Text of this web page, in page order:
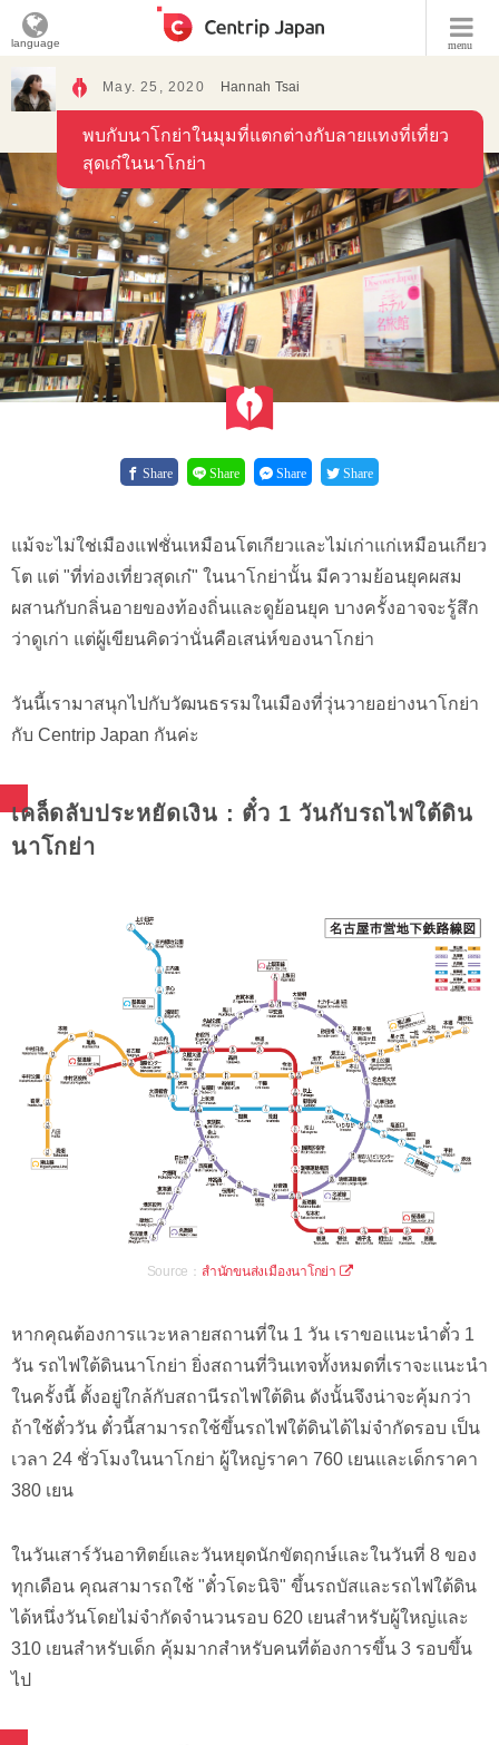
menu
language
May. 25, 2020 Hannah Tsai
พบกับนาโกย่าในมุมที่แตกต่างกับลายแทงที่เที่ยว
สุดเก๋ในนาโกย่า
Share Share Share Share
แม้จะไม่ใช่เมืองแฟชั่นเหมือนโตเกียวและไม่เก่าแก่เหมือนเกียว
โต แต่ "ที่ท่องเที่ยวสุดเก๋" ในนาโกย่านั้น มีความย้อนยุคผสม
ผสานกับกลิ่นอายของท้องถิ่นและดูย้อนยุค บางครั้งอาจจะรู้สึก
ว่าดูเก่า แต่ผู้เขียนคิดว่านั่นคือเสน่ห์ของนาโกย่า
วันนี้เรามาสนุกไปกับวัฒนธรรมในเมืองที่วุ่นวายอย่างนาโกย่า
กับ Centrip Japan กันค่ะ
เคล็ดลับประหยัดเงิน : ตั๋ว 1 วันกับรถไฟใต้ดิน
นาโกย่า
Source： สำนักขนส่งเมืองนาโกย่า
หากคุณต้องการแวะหลายสถานที่ใน 1 วัน เราขอแนะนำตั๋ว 1
วัน รถไฟใต้ดินนาโกย่า ยิ่งสถานที่วินเทจทั้งหมดที่เราจะแนะนำ
ในครั้งนี้ ตั้งอยู่ใกล้กับสถานีรถไฟใต้ดิน ดังนั้นจึงน่าจะคุ้มกว่า
ถ้าใช้ตั๋ววัน ตั๋วนี้สามารถใช้ขึ้นรถไฟใต้ดินได้ไม่จำกัดรอบ เป็น
เวลา 24 ชั่วโมงในนาโกย่า ผู้ใหญ่ราคา 760 เยนและเด็กราคา
380 เยน
ในวันเสาร์วันอาทิตย์และวันหยุดนักขัตฤกษ์และในวันที่ 8 ของ
ทุกเดือน คุณสามารถใช้ "ตั๋วโดะนิจิ" ขึ้นรถบัสและรถไฟใต้ดิน
ได้หนึ่งวันโดยไม่จำกัดจำนวนรอบ 620 เยนสำหรับผู้ใหญ่และ
310 เยนสำหรับเด็ก คุ้มมากสำหรับคนที่ต้องการขึ้น 3 รอบขึ้น
ไป